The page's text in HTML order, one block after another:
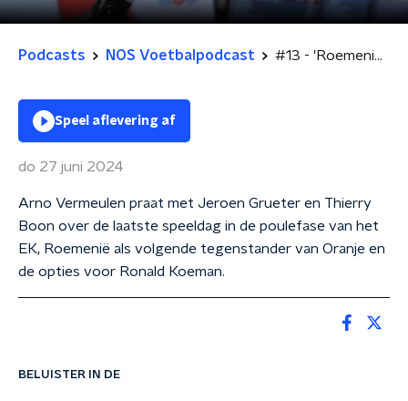
Podcasts NOS Voetbalpodcast #13 - 'Roemenië... Koeman heeft weer een gouden je-weet-wel'
BELUISTER IN DE
Speel aflevering af
do 27 juni 2024
Arno Vermeulen praat met Jeroen Grueter en Thierry
Boon over de laatste speeldag in de poulefase van het
EK, Roemenië als volgende tegenstander van Oranje en
de opties voor Ronald Koeman.